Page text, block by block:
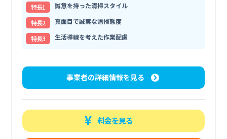
特⻑1
誠意を持った清掃スタイル
特⻑2
真面目で誠実な清掃態度
特⻑3
生活導線を考えた作業配慮
事業者の詳細情報を見る
料金を見る